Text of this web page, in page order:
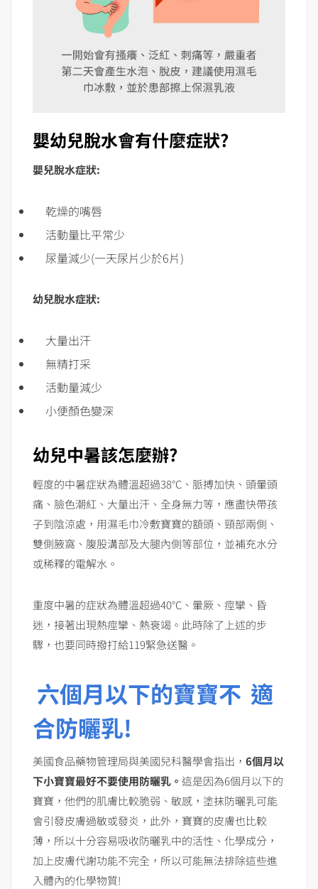
嬰幼兒脫水會有什麼症狀?
嬰兒脫水症狀:
乾燥的嘴唇
活動量比平常少
尿量減少(一天尿片少於6片)
幼兒脫水症狀:
大量出汗
無精打采
活動量減少
小便顏色變深
幼兒中暑該怎麼辦?
輕度的中暑症狀為體溫超過38°C、脈搏加快、頭暈頭
痛、臉色潮紅、大量出汗、全身無力等，應盡快帶孩
子到陰涼處，用濕毛巾冷敷寶寶的額頭、頸部兩側、
雙側腋窩、腹股溝部及大腿內側等部位，並補充水分
或稀釋的電解水。
重度中暑的症狀為體溫超過40°C、暈厥、痙攣、昏
迷，接著出現熱痙攣、熱衰竭。此時除了上述的步
驟，也要同時撥打給119緊急送醫。
六個月以下的寶寶不 適
合防曬乳!
美國食品藥物管理局與美國兒科醫學會指出， 6個月以
下小寶寶最好不要使用防曬乳。 這是因為6個月以下的
寶寶，他們的肌膚比較脆弱、敏感，塗抹防曬乳可能
會引發皮膚過敏或發炎，此外，寶寶的皮膚也比較
薄，所以十分容易吸收防曬乳中的活性、化學成分，
加上皮膚代謝功能不完全，所以可能無法排除這些進
入體內的化學物質!